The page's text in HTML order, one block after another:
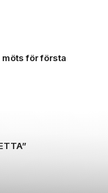
för första